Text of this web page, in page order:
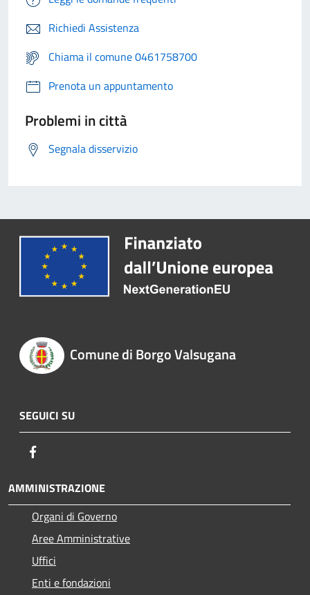
Richiedi Assistenza
Chiama il comune 0461758700
Prenota un appuntamento
Problemi in città
Segnala disservizio
Comune di Borgo Valsugana
SEGUICI SU
AMMINISTRAZIONE
Organi di Governo
Aree Amministrative
Uffici
Enti e fondazioni